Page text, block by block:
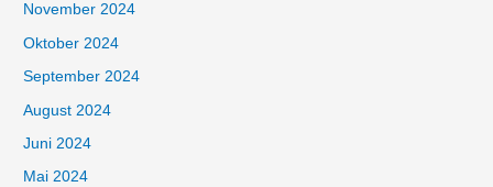
November 2024
Oktober 2024
September 2024
August 2024
Juni 2024
Mai 2024